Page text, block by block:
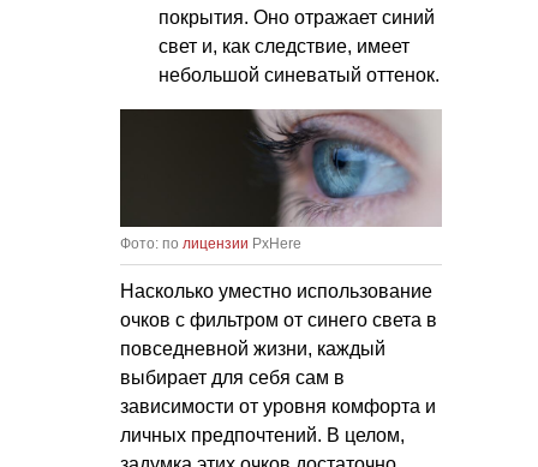
покрытия. Оно отражает синий
свет и, как следствие, имеет
небольшой синеватый оттенок.
Фото: по лицензии PxHere
Насколько уместно использование
очков с фильтром от синего света в
повседневной жизни, каждый
выбирает для себя сам в
зависимости от уровня комфорта и
личных предпочтений. В целом,